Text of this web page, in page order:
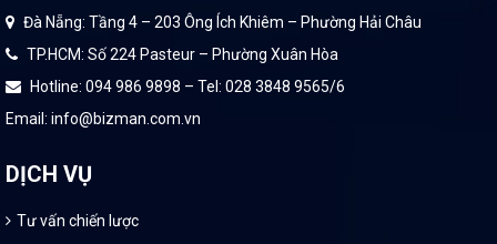
Đà Nẵng: Tầng 4 – 203 Ông Ích Khiêm – Phường Hải Châu
TP.HCM: Số 224 Pasteur – Phường Xuân Hòa
Hotline: 094 986 9898 – Tel: 028 3848 9565/6
Email: info@bizman.com.vn
DỊCH VỤ
Tư vấn chiến lược